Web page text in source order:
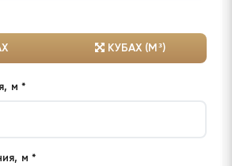
КУБАХ (М³)
м *
м *